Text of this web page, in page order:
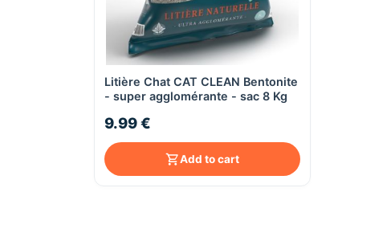
Quick View
Litière Chat CAT CLEAN Bentonite
- super agglomérante - sac 8 Kg
9.99 €
Add to cart